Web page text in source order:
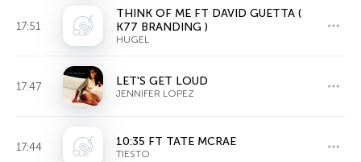
17:51
THINK OF ME FT DAVID GUETTA (
K77 BRANDING )
HUGEL
17:47 LET'S GET LOUD
JENNIFER LOPEZ
17:44 10:35 FT TATE MCRAE
TIESTO